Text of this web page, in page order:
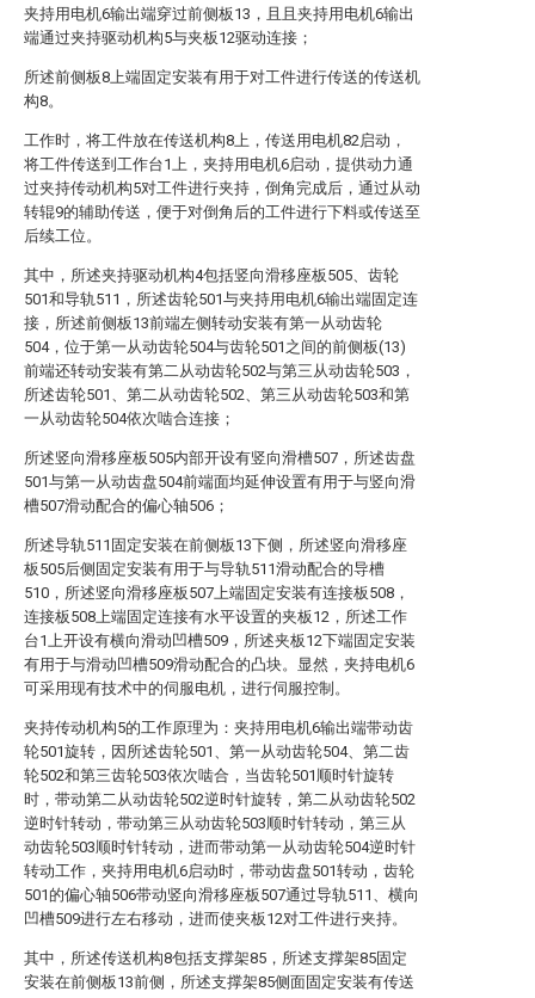
夹持用电机6输出端穿过前侧板13，且且夹持用电机6输出
端通过夹持驱动机构5与夹板12驱动连接；
所述前侧板8上端固定安装有用于对工件进行传送的传送机
构8。
工作时，将工件放在传送机构8上，传送用电机82启动，
将工件传送到工作台1上，夹持用电机6启动，提供动力通
过夹持传动机构5对工件进行夹持，倒角完成后，通过从动
转辊9的辅助传送，便于对倒角后的工件进行下料或传送至
后续工位。
其中，所述夹持驱动机构4包括竖向滑移座板505、齿轮
501和导轨511，所述齿轮501与夹持用电机6输出端固定连
接，所述前侧板13前端左侧转动安装有第一从动齿轮
504，位于第一从动齿轮504与齿轮501之间的前侧板(13)
前端还转动安装有第二从动齿轮502与第三从动齿轮503，
所述齿轮501、第二从动齿轮502、第三从动齿轮503和第
一从动齿轮504依次啮合连接；
所述竖向滑移座板505内部开设有竖向滑槽507，所述齿盘
501与第一从动齿盘504前端面均延伸设置有用于与竖向滑
槽507滑动配合的偏心轴506；
所述导轨511固定安装在前侧板13下侧，所述竖向滑移座
板505后侧固定安装有用于与导轨511滑动配合的导槽
510，所述竖向滑移座板507上端固定安装有连接板508，
连接板508上端固定连接有水平设置的夹板12，所述工作
台1上开设有横向滑动凹槽509，所述夹板12下端固定安装
有用于与滑动凹槽509滑动配合的凸块。显然，夹持电机6
可采用现有技术中的伺服电机，进行伺服控制。
夹持传动机构5的工作原理为：夹持用电机6输出端带动齿
轮501旋转，因所述齿轮501、第一从动齿轮504、第二齿
轮502和第三齿轮503依次啮合，当齿轮501顺时针旋转
时，带动第二从动齿轮502逆时针旋转，第二从动齿轮502
逆时针转动，带动第三从动齿轮503顺时针转动，第三从
动齿轮503顺时针转动，进而带动第一从动齿轮504逆时针
转动工作，夹持用电机6启动时，带动齿盘501转动，齿轮
501的偏心轴506带动竖向滑移座板507通过导轨511、横向
凹槽509进行左右移动，进而使夹板12对工件进行夹持。
其中，所述传送机构8包括支撑架85，所述支撑架85固定
安装在前侧板13前侧，所述支撑架85侧面固定安装有传送